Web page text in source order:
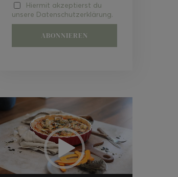
Hiermit akzeptierst du
unsere Datenschutzerklärung.
Video-
Player